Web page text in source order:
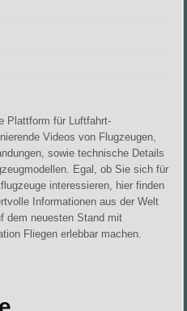
Plattform für Luftfahrt-
Videos von Flugzeugen,
sowie technische Details
Egal, ob Sie sich für
interessieren, hier finden
Informationen aus der Welt
dem neuesten Stand mit
Fliegen erlebbar machen.